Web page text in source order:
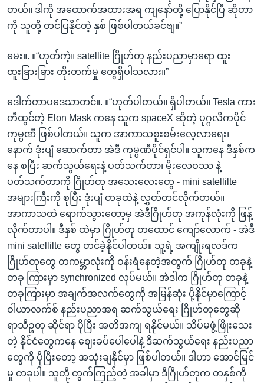
တယ်။ ဒါကို အထောက်အထားအရ ကျနော်တို့ ပြောနိုင်ပြီ ဆိုတာ
ကို သူတို့ တင်ပြနိုင်တဲ့ နှစ် ဖြစ်ပါတယ်ခင်ဗျ။”
မေး။. ။“ဟုတ်ကဲ့။ satellite ဂြိုဟ်တု နည်းပညာမှာရော ထူး
ထူးခြားခြား တိုးတက်မှု တွေရှိပါသလား။”
ဒေါက်တာပဒေသာတင်။. ။“ဟုတ်ပါတယ်။ ရှိပါတယ်။ Tesla ကား
တီထွင်တဲ့ Elon Mask ကနေ သူက spaceX ဆိုတဲ့ ပုဂ္ဂလိကပိုင်
ကုမ္ပဏီ ဖြစ်ပါတယ်။ သူက အာကာသစူးစမ်းလေ့လာရေး၊
နောက် ဒုံးပျံ ဆောက်တာ အဲဒီ ကုမ္ပဏီပိုင်ရှင်ပါ။ သူကနေ ဒီနှစ်က
နေ စပြီး ဆက်သွယ်ရေးနဲ့ ပတ်သက်တာ၊ မိုးလေဝဿ နဲ့
ပတ်သက်တာကို ဂြိုဟ်တု အသေးလေးတွေ - mini satellilte
အများကြီးကို စုပြီး ဒုံးပျံ တခုထဲနဲ့ လွှတ်တင်လိုက်တယ်။
အာကာသထဲ ရောက်သွားတော့မှ အဲဒီဂြိုဟ်တု အကုန်လုံးကို ဖြန့်
လိုက်တာပါ။ ဒီနှစ် ထဲမှာ ဂြိုဟ်တု တထောင် ကျော်လောက် - အဲဒီ
mini satellilte တွေ တင်ခဲ့နိုင်ပါတယ်။ သူ့ရဲ့ အကျိုးရလဒ်က
ဂြိုဟ်တုတွေ တကမ္ဘာလုံးကို ဝန်းရံနေတဲ့အတွက် ဂြိုဟ်တု တခုနဲ့
တခု ကြားမှာ synchronized လုပ်မယ်။ အဲဒါက ဂြိုဟ်တု တခုနဲ့
တခုကြားမှာ အချက်အလက်တွေကို အမြန်ဆုံး ပို့နိုင်မှာကြောင့်
ဝါယာလက်စ် နည်းပညာအရ ဆက်သွယ်ရေး ဂြိုဟ်တုတွေဆို
ရာသီဥတု ဆိုင်ရာ ပိုပြီး အတိအကျ ရနိုင်မယ်။ သိပ်မဖွံ့ဖြိုးသေး
တဲ့ နိုင်ငံတွေကနေ ဈေးခပ်ပေါပေါနဲ့ ဒီဆက်သွယ်ရေး နည်းပညာ
တွေကို ပိုပြီးတော့ အသုံးချနိုင်မှာ ဖြစ်ပါတယ်။ ဒါဟာ အောင်မြင်
မှု တခုပါ။ သူတို့ တွက်ကြည့်တဲ့ အခါမှာ ဒီဂြိုဟ်တုက တနှစ်ကို